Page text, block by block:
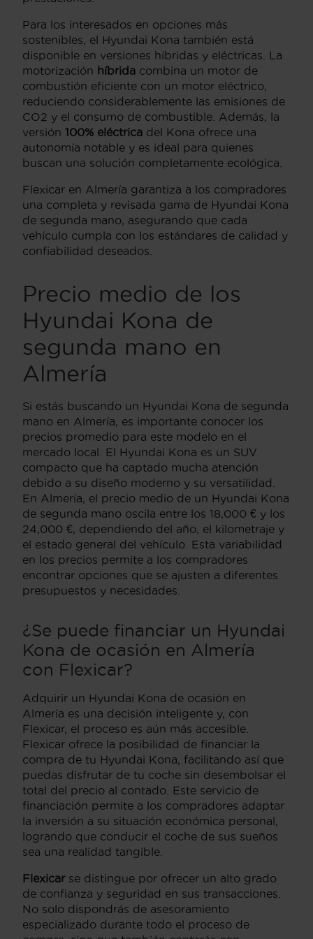
Para los interesados en opciones más
sostenibles, el Hyundai Kona también está
disponible en versiones híbridas y eléctricas. La
motorización híbrida combina un motor de
combustión eficiente con un motor eléctrico,
reduciendo considerablemente las emisiones de
CO2 y el consumo de combustible. Además, la
versión 100% eléctrica del Kona ofrece una
autonomía notable y es ideal para quienes
buscan una solución completamente ecológica.
Flexicar en Almería garantiza a los compradores
una completa y revisada gama de Hyundai Kona
de segunda mano, asegurando que cada
vehículo cumpla con los estándares de calidad y
confiabilidad deseados.
Precio medio de los
Hyundai Kona de
segunda mano en
Almería
Si estás buscando un Hyundai Kona de segunda
mano en Almería, es importante conocer los
precios promedio para este modelo en el
mercado local. El Hyundai Kona es un SUV
compacto que ha captado mucha atención
debido a su diseño moderno y su versatilidad.
En Almería, el precio medio de un Hyundai Kona
de segunda mano oscila entre los 18,000 € y los
24,000 €, dependiendo del año, el kilometraje y
el estado general del vehículo. Esta variabilidad
en los precios permite a los compradores
encontrar opciones que se ajusten a diferentes
presupuestos y necesidades.
¿Se puede financiar un Hyundai
Kona de ocasión en Almería
con Flexicar?
Adquirir un Hyundai Kona de ocasión en
Almería es una decisión inteligente y, con
Flexicar, el proceso es aún más accesible.
Flexicar ofrece la posibilidad de financiar la
compra de tu Hyundai Kona, facilitando así que
puedas disfrutar de tu coche sin desembolsar el
total del precio al contado. Este servicio de
financiación permite a los compradores adaptar
la inversión a su situación económica personal,
logrando que conducir el coche de sus sueños
sea una realidad tangible.
Flexicarse distingue por ofrecer un alto grado
de confianza y seguridad en sus transacciones.
No solo dispondrás de asesoramiento
especializado durante todo el proceso de